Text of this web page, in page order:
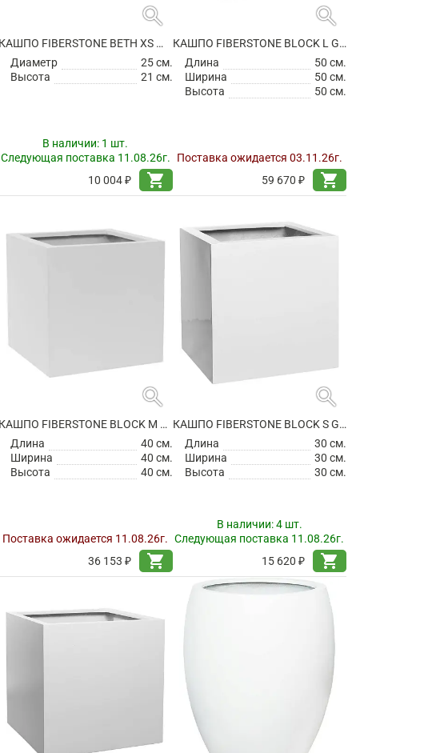
search
КАШПО FIBERSTONE BETH XS MATT WHITE
Диаметр
25 см.
Высота
21 см.
В наличии: 1 шт.
Следующая поставка 11.08.26г.
10 004 ₽
shopping_cart
search
КАШПО FIBERSTONE BLOCK L GLOSSY WHITE
Длина
50 см.
Ширина
50 см.
Высота
50 см.
Поставка ожидается 03.11.26г.
59 670 ₽
shopping_cart
search
КАШПО FIBERSTONE BLOCK M MATT WHITE
Длина
40 см.
Ширина
40 см.
Высота
40 см.
Поставка ожидается 11.08.26г.
36 153 ₽
shopping_cart
search
КАШПО FIBERSTONE BLOCK S GLOSSY WHITE
Длина
30 см.
Ширина
30 см.
Высота
30 см.
В наличии:4 шт.
Следующая поставка 11.08.26г.
15 620 ₽
shopping_cart